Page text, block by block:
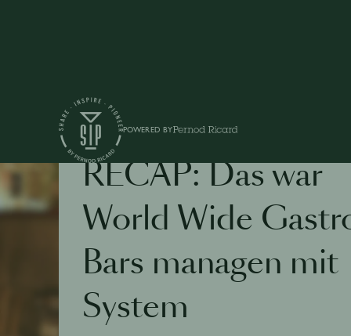
POWERED BY
RECAP: Das war
World Wide
Bars managen mit
System